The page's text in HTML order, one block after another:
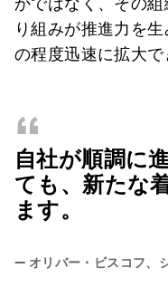
り組みが推進力を
の程度迅速に拡大で
“
自社が順調に
ても、新たな
ます。
— オリバー・ビスコフ、